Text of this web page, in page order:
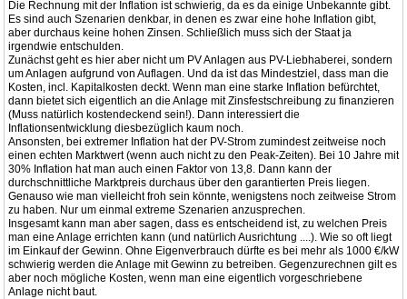
Die Rechnung mit der Inflation ist schwierig, da es da einige Unbekannte gibt.
Es sind auch Szenarien denkbar, in denen es zwar eine hohe Inflation gibt,
aber durchaus keine hohen Zinsen. Schließlich muss sich der Staat ja
irgendwie entschulden.
Zunächst geht es hier aber nicht um PV Anlagen aus PV-Liebhaberei, sondern
um Anlagen aufgrund von Auflagen. Und da ist das Mindestziel, dass man die
Kosten, incl. Kapitalkosten deckt. Wenn man eine starke Inflation befürchtet,
dann bietet sich eigentlich an die Anlage mit Zinsfestschreibung zu finanzieren
(Muss natürlich kostendeckend sein!). Dann interessiert die
Inflationsentwicklung diesbezüglich kaum noch.
Ansonsten, bei extremer Inflation hat der PV-Strom zumindest zeitweise noch
einen echten Marktwert (wenn auch nicht zu den Peak-Zeiten). Bei 10 Jahre mit
30% Inflation hat man auch einen Faktor von 13,8. Dann kann der
durchschnittliche Marktpreis durchaus über den garantierten Preis liegen.
Genauso wie man vielleicht froh sein könnte, wenigstens noch zeitweise Strom
zu haben. Nur um einmal extreme Szenarien anzusprechen.
Insgesamt kann man aber sagen, dass es entscheidend ist, zu welchen Preis
man eine Anlage errichten kann (und natürlich Ausrichtung ....). Wie so oft liegt
im Einkauf der Gewinn. Ohne Eigenverbrauch dürfte es bei mehr als 1000 €/kW
schwierig werden die Anlage mit Gewinn zu betreiben. Gegenzurechnen gilt es
aber noch mögliche Kosten, wenn man eine eigentlich vorgeschriebene
Anlage nicht baut.